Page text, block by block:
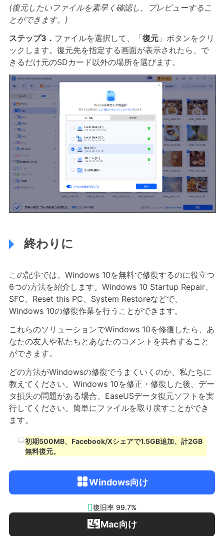
(復元したいファイルを素早く確認し、プレビューするこ
とができます。)
ステップ3． ファイルを選択して、「復元」ボタンをクリ
ックします。復元先を指定する画面が表示されたら、で
きるだけ元のSDカード以外の場所を選びます。
終わりに
この記事では、Windows 10を無料で修復するのに役立つ
6つの方法を紹介します。Windows 10 Startup Repair、
SFC、Reset this PC、System Restoreなどで、
Windows 10の修復作業を行うことができます。
これらのソリューションでWindows 10を修復したら、あ
なたの友人や私たちとあなたのコメントを共有すること
ができます。
どの方法がWindowsの修復でうまくいくのか、私たちに
教えてください。Windows 10を修正・修復した後、デー
タ損失の問題がある場合、EaseUSデータ復元ソフトを実
行してください。簡単にファイルを取り戻すことができ
ます。
初期500MB、Facebook/Xシェアで1.5GB追加、計2GB
無料復元。
Windows向け
復旧率 99.7%
Mac向け